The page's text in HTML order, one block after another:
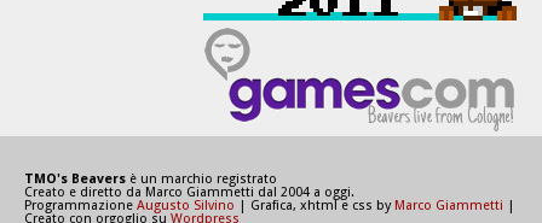
TMO's Beavers è un marchio registrato
Creato e diretto da Marco Giammetti dal 2004 a oggi.
Programmazione Augusto Silvino | Grafica, xhtml e css byMarco Giammetti
Creato con orgoglio su Wordpress